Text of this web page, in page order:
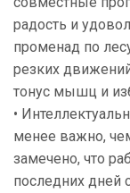
радость и
променад по
резких
тонус мышц и
•
менее важно,
замечено, что
последних дней